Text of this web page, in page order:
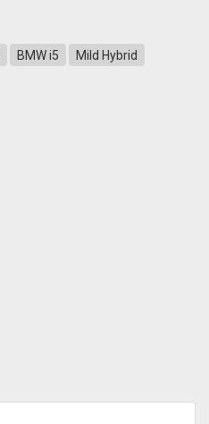
BMW i5
Mild Hybrid